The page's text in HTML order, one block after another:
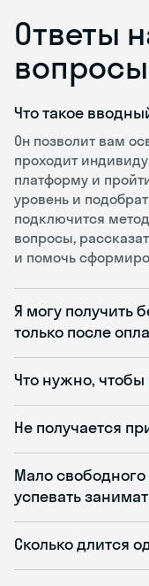
Ответы
вопросы
Что такое
Он позволит вам
проходит
платформу и
уровень и
подключится
вопросы,
и помочь
Я могу получить
только после
Что нужно, чтобы
Не получается
Мало
успевать
Сколько длится